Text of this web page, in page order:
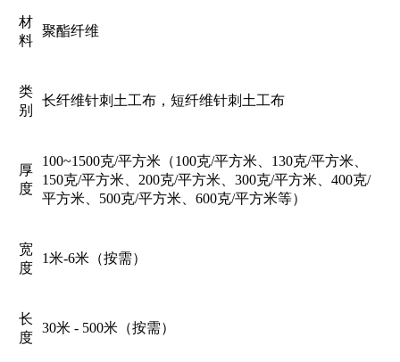
材
料
聚酯纤维
类
别
长纤维针刺土工布，短纤维针刺土工布
厚
度
100~1500克/平方米（100克/平方米、130克/平方米、
150克/平方米、200克/平方米、300克/平方米、400克/
平方米、500克/平方米、600克/平方米等）
宽
度
1米-6米（按需）
长
度
30米 - 500米（按需）